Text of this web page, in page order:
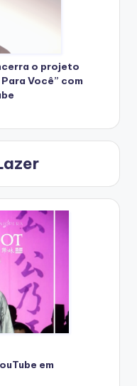
o projeto
Você” com
em